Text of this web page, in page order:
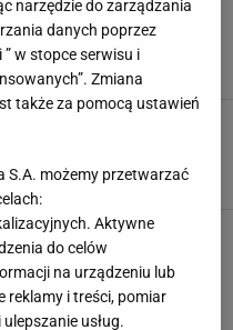
po funkcjonalne
STYL ŻYCIA
Wajrak]
ZA KALORYFEREM
narzędzie do zarządzania
danych poprzez
w stopce serwisu i
Zmiana
także za pomocą ustawień
S.A. możemy przetwarzać
Aktywne
do celów
na urządzeniu lub
reklamy i treści, pomiar
usług.